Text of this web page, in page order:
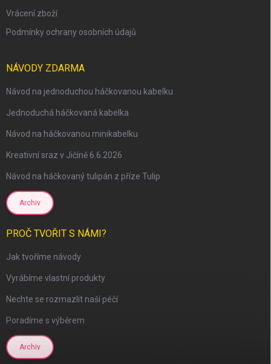
Vrácení zboží
Podmínky ochrany osobních údajů
NÁVODY ZDARMA
Návod na jednoduchou háčkovanou kabelku
Jednoduchá háčkovaná kabelka
Návod na háčkovanou minikabelku
Kreativní sraz v Jičíně 6.6.2026
Návod na háčkovaný tulipán z příze Tulip
Archiv
PROČ TVOŘIT S NÁMI?
Jak tvoříme návody
Vyrábíme vlastní produkty
Nechte se rozmazlit naší péčí
Poradíme s výběrem
Archiv